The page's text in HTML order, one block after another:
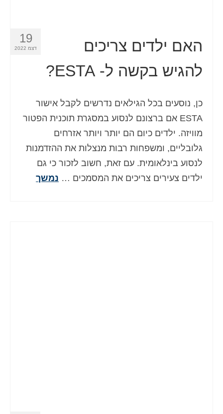
19
דצמ 2022
האם ילדים צריכים
להגיש בקשה ל- ESTA?
כן, נוסעים בכל הגילאים נדרשים לקבל אישור
ESTA אם ברצונם לנסוע במסגרת תוכנית הפטור
מוויזה. ילדים כיום הם יותר ויותר אזרחים
גלובליים, ומשפחות רבות מנצלות את ההזדמנות
לנסוע בינלאומית. עם זאת, חשוב לזכור כי גם
ילדים צעירים צריכים את המסמכים … נמשך